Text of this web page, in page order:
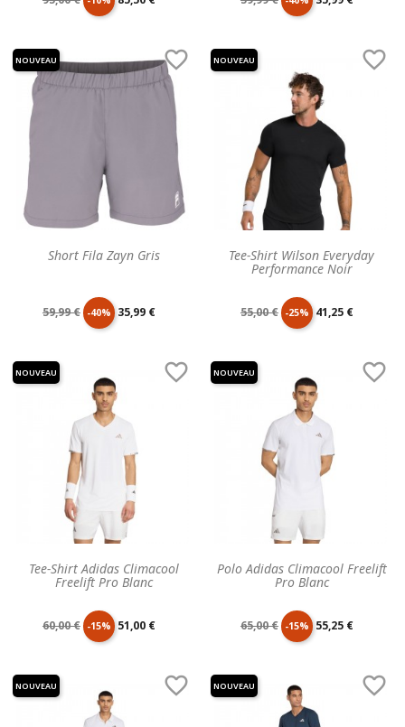
base
Short Fila Zayn Gris

Prix
59,99 € -40% Prix
35,99 €
NOUVEAU
Tee-Shirt Wilson Everyday
Performance Noir

Prix
55,00 € -25% Prix
41,25 €
NOUVEAU
Tee-Shirt Adidas Climacool
Freelift Pro Blanc

Prix
60,00 € -15% Prix
51,00 €
NOUVEAU
Polo Adidas Climacool Freelift
Pro Blanc

Prix
65,00 € -15% Prix
55,25 €
NOUVEAU

NOUVEAU 
NOUVEAU